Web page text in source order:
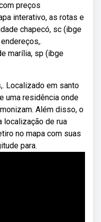
preços
interativo, as rotas e
chapecó, sc (ibge
marília, sp (ibge
Localizado em santo
uma residência onde
Além disso, o
localização de rua
no mapa com suas
para.